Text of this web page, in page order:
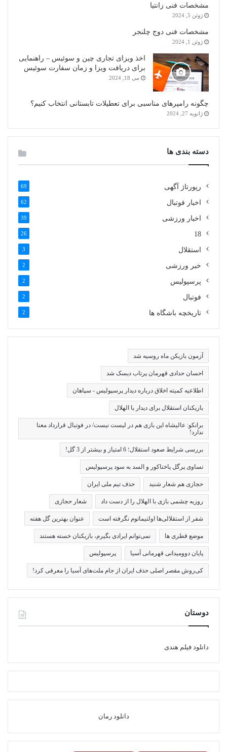
مشخصات فنی زانتیا
ژوئن 5, 2024
مشخصات فنی دوج چلنجر
ژوئن 1, 2024
اخذ ویزای تجاری چین و سوئیس – راهنمایی
برای دریافت ویزا و زمان سفارت سوئیس
می 18, 2024
چگونه رامپرهای مناسبی برای تعطیلات تابستانی انتخاب کنیم؟
ژانویه 27, 2024
دسته بندی ها
رپورتاژ آگهی 69
اخبار فوتبال 62
اخبار ورزشی 39
18
26
استقلال 3
خبر ورزشی 2
پرسپولیس 2
فوتبال 2
تاریخچه باشگاه ها 2
آزمون بازیکن ماه روسیه شد
احسان حدادی قهرمان پرتاب دیسک شد
اطلاعیه کمیته اخلاق درباره دیدار پرسپولیس - سپاهان
بازیکنان استقلال برای دیدار با الهلال
برانکو: عالیشاه این بازی هم در لیست نیست/ در فوتبال قرارداد معنا
ندارد!
بررسی شرایط صعود استقلال؛ 6 امتیاز و بیشتر از 3 گل!
تساوی پرگل پاختاکور و السد به سود پرسپولیس
حجازی هم شعار شنید حذف تیم ملی ایران
روزبه چشمی بازی با الهلال را از دست داد شعار حجازی
شفر از استقلالی‌ها اولتیماتوم نگرفته است عنوان بهترین گل هفته
موضع قطری ها نمی‌توانم ایرادی بگیرم، بازیکنان خسته هستند
پایان دوومیدانی قهرمانی آسیا پرسپولیس
کی‌روش مقصر اصلی حذف ایران از جام ملت‌های آسیا را معرفی کرد!
دوستان
دانلود فیلم هندی
دانلود رمان